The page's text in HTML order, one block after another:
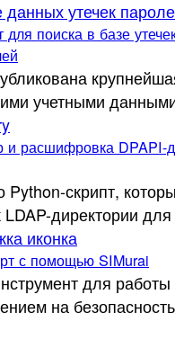
поиска в базе
учетными
и расшифровка DPAPI-
скрипт,
директории для
с помощью SIMurai
для работы
на